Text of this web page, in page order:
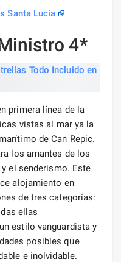
Santa Lucia
4*
primera línea de la
vistas al mar ya la
de Can Repic.
los amantes de los
el senderismo. Este
alojamiento en
de tres categorías:
ellas
estilo vanguardista y
posibles que
e inolvidable.